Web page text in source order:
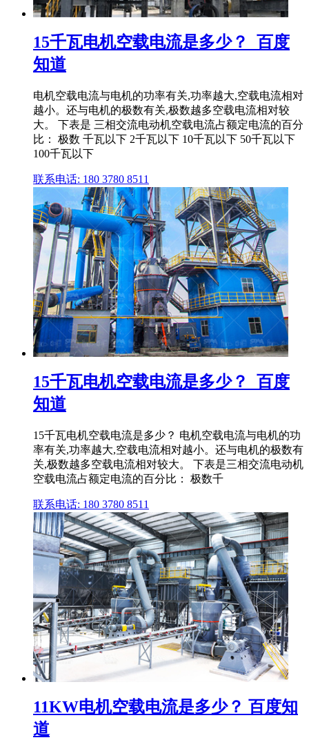
15千瓦电机空载电流是多少？_百度
知道
电机空载电流与电机的功率有关,功率越大,空载电流相对
越小。还与电机的极数有关,极数越多空载电流相对较
大。 下表是 三相交流电动机空载电流占额定电流的百分
比： 极数 千瓦以下 2千瓦以下 10千瓦以下 50千瓦以下
100千瓦以下
联系电话: 180 3780 8511
15千瓦电机空载电流是多少？_百度
知道
15千瓦电机空载电流是多少？ 电机空载电流与电机的功
率有关,功率越大,空载电流相对越小。还与电机的极数有
关,极数越多空载电流相对较大。 下表是三相交流电动机
空载电流占额定电流的百分比： 极数千
联系电话: 180 3780 8511
11KW电机空载电流是多少？ 百度知
道